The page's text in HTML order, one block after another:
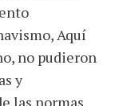
Aquí
no pudieron
y
las normas